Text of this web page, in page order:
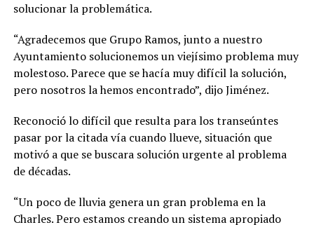
solucionar la problemática.
“Agradecemos que Grupo Ramos, junto a nuestro
Ayuntamiento solucionemos un viejísimo problema muy
molestoso. Parece que se hacía muy difícil la solución,
pero nosotros la hemos encontrado”, dijo Jiménez.
Reconoció lo difícil que resulta para los transeúntes
pasar por la citada vía cuando llueve, situación que
motivó a que se buscara solución urgente al problema
de décadas.
“Un poco de lluvia genera un gran problema en la
Charles. Pero estamos creando un sistema apropiado